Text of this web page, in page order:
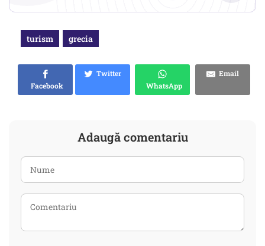
turism grecia
Facebook
Twitter
WhatsApp
Email
Adaugă comentariu